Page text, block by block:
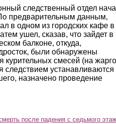
следственный отдел
предварительным данным,
в одном из городских кафе в
ушел, сказав, что зайдет в
балконе, откуда,
были обнаружены
курительных смесей (на
устанавливаются
назначено проведение
is external)
после падения с седьмого